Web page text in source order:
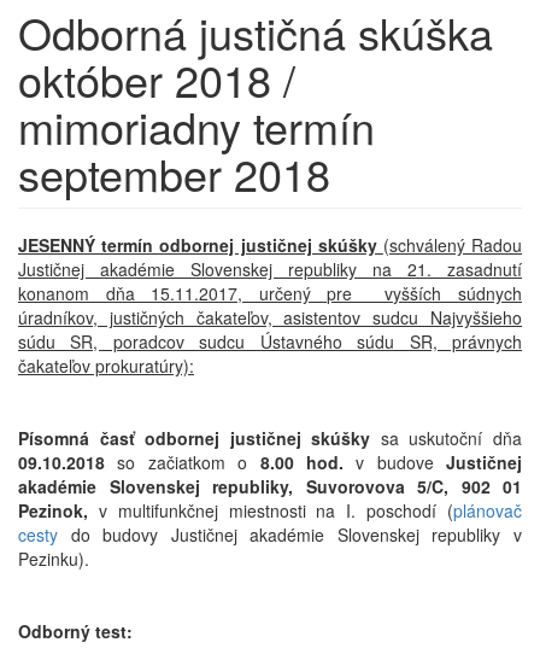
Odborná justičná skúška
október 2018 /
mimoriadny termín
september 2018
JESENNÝ termín odbornej justičnej skúšky (schválený Radou
Justičnej akadémie Slovenskej republiky na 21. zasadnutí
konanom dňa 15.11.2017, určený pre vyšších súdnych
úradníkov, justičných čakateľov, asistentov sudcu Najvyššieho
súdu SR, poradcov sudcu Ústavného súdu SR, právnych
čakateľov prokuratúry):
Písomná časť odbornej justičnej skúšky sa uskutoční dňa
09.10.2018so začiatkom o 8.00 hod. v budove Justičnej
akadémie Slovenskej republiky, Suvorovova 5/C, 902 01
Pezinok, v multifunkčnej miestnosti na I. poschodí (plánovač
cesty do budovy Justičnej akadémie Slovenskej republiky v
Pezinku).
Odborný test: